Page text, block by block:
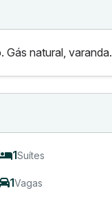
Gás natural, varanda.
1Suítes
1Vagas